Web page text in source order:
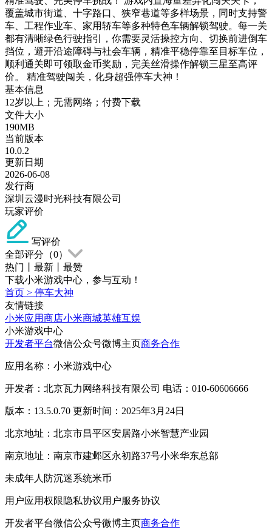
覆盖城市街道、十字路口、狭窄巷道等多样场景，同时支持警
车、工程作业车、家用轿车等多种特色车辆解锁驾驶。每一关
都有清晰绿色行驶指引，你需要灵活操控方向、切换前进倒车
挡位，避开沿途障碍与社会车辆，精准平稳停靠至目标车位，
顺利通关即可领取金币奖励，完美丝滑操作解锁三星至高评
价。 精准驾驶闯关，化身超强停车大神！
基本信息
12岁以上；无需网络；付费下载
文件大小
190MB
当前版本
10.0.2
更新日期
2026-06-08
发行商
深圳云漫时光科技有限公司
玩家评价
写评价
全部评分（0）
热门
最新
最赞
下载小米游戏中心，参与互动！
首页 > 停车大神
友情链接
小米应用商店小米商城英雄互娱
小米游戏中心
开发者平台微信公众号微博主页商务合作
应用名称：小米游戏中心
开发者：北京瓦力网络科技有限公司 电话：010-60606666
版本：13.5.0.70 更新时间：2025年3月24日
北京地址：北京市昌平区安居路小米智慧产业园
南京地址：南京市建邺区永初路37号小米华东总部
未成年人防沉迷系统米币
用户应用权限隐私协议用户服务协议
开发者平台微信公众号微博主页商务合作